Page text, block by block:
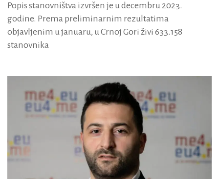
Popis stanovništva izvršen je u decembru 2023.
godine. Prema preliminarnim rezultatima
objavljenim u januaru, u Crnoj Gori živi 633.158
stanovnika